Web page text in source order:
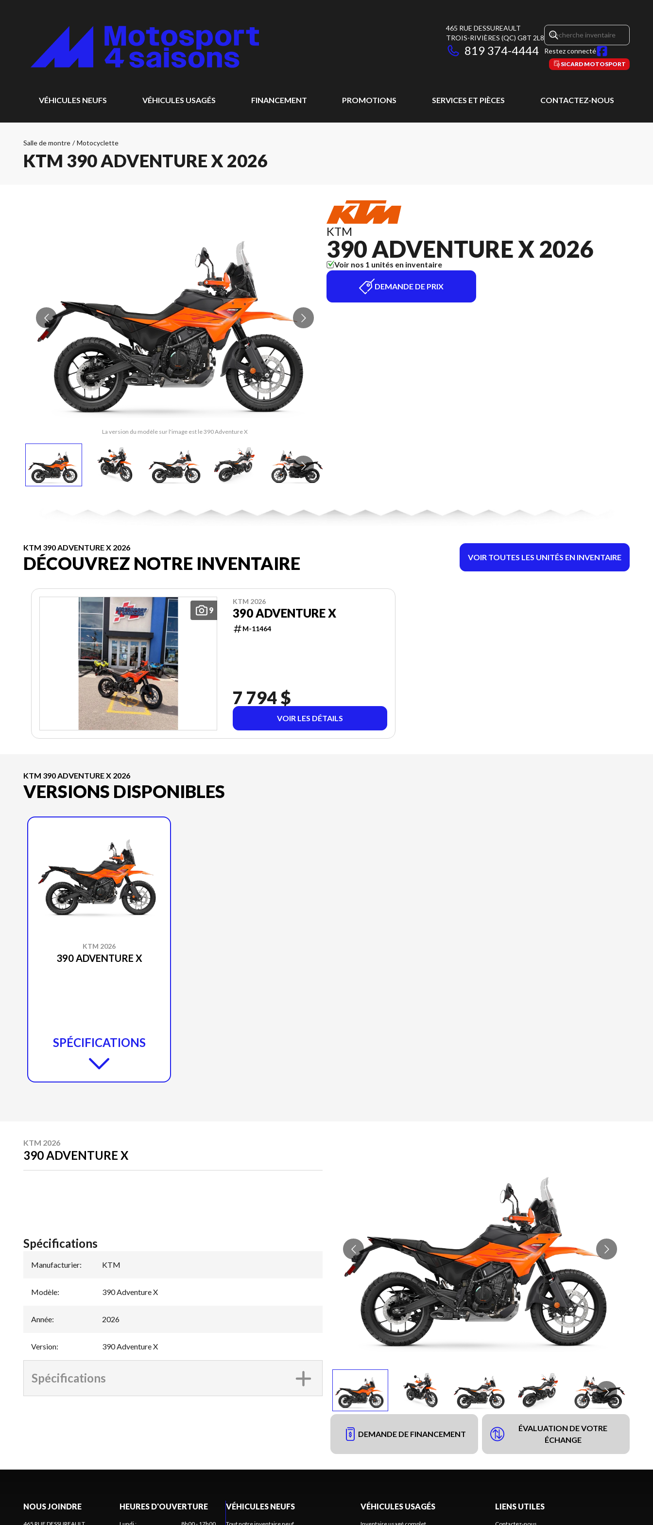
465 RUE DESSUREAULT
TROIS-RIVIÈRES (QC) G8T 2L8
819 374-4444 Restez connecté
SICARD MOTOSPORT
VÉHICULES NEUFS VÉHICULES USAGÉS FINANCEMENT PROMOTIONS SERVICES ET PIÈCES CONTACTEZ-NOUS
Salle de montre / Motocyclette
KTM 390 ADVENTURE X 2026
La version du modèle sur l'image est le 390 Adventure X
KTM
390 ADVENTURE X 2026
Voir nos 1 unités en inventaire
DEMANDE DE PRIX
KTM 390 ADVENTURE X 2026
DÉCOUVREZ NOTRE INVENTAIRE VOIR TOUTES LES UNITÉS EN INVENTAIRE
9
KTM 2026
390 ADVENTURE X
M-11464
7 794 $
VOIR LES DÉTAILS
KTM 390 ADVENTURE X 2026
VERSIONS DISPONIBLES
KTM 2026
390 ADVENTURE X
SPÉCIFICATIONS
KTM 2026
390 ADVENTURE X
DEMANDE DE FINANCEMENT
ÉVALUATION DE VOTRE
ÉCHANGE
Spécifications
Manufacturier: KTM
Modèle: 390 Adventure X
Année: 2026
Version: 390 Adventure X
Spécifications
NOUS JOINDRE HEURES D'OUVERTURE VÉHICULES NEUFS VÉHICULES USAGÉS LIENS UTILES